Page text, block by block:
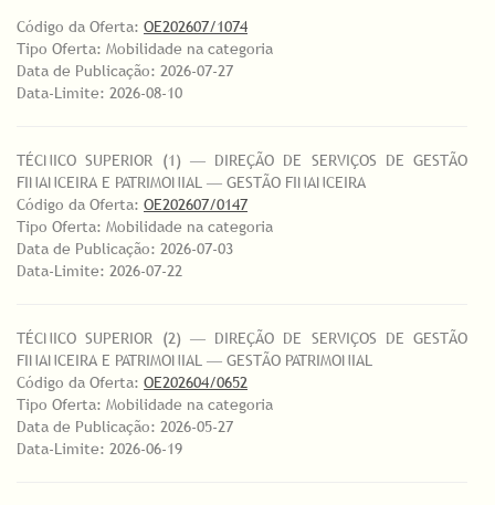
Código da Oferta: OE202607/1074
Tipo Oferta: Mobilidade na categoria
Data de Publicação: 2026-07-27
Data-Limite: 2026-08-10
TÉCNICO SUPERIOR (1) ― DIREÇÃO DE SERVIÇOS DE GESTÃO
FINANCEIRA E PATRIMONIAL ― GESTÃO FINANCEIRA
Código da Oferta: OE202607/0147
Tipo Oferta: Mobilidade na categoria
Data de Publicação: 2026-07-03
Data-Limite: 2026-07-22
TÉCNICO SUPERIOR (2) ― DIREÇÃO DE SERVIÇOS DE GESTÃO
FINANCEIRA E PATRIMONIAL ― GESTÃO PATRIMONIAL
Código da Oferta: OE202604/0652
Tipo Oferta: Mobilidade na categoria
Data de Publicação: 2026-05-27
Data-Limite: 2026-06-19